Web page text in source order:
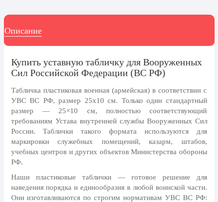
27 марта, День театра
Апрель, Месячник по
благоустройству
апреля)
Светлая Пасха
12 апреля, День космонавтики
18 апреля, Дни исторического и
культурного наследия
6 мая, День герба и флага города
Москвы
Описание
Купить уставную табличку для Вооруженных
Сил Российской Федерации (ВС РФ)
Табличка пластиковая военная (армейская) в соответствии с
УВС ВС РФ, размер 25х10 см. Только один стандартный
размер — 25×10 см, полностью соответствующий
требованиям Устава внутренней службы Вооруженных Сил
России. Таблички такого формата используются для
маркировки служебных помещений, казарм, штабов,
учебных центров и других объектов Министерства обороны
РФ.
Наши пластиковые таблички — готовое решение для
наведения порядка и единообразия в любой воинской части.
Они изготавливаются по строгим нормативам УВС ВС РФ: